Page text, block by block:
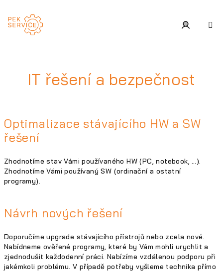
obsah
IT řešení a bezpečnost
Optimalizace stávajícího HW a SW
řešení
Zhodnotíme stav Vámi používaného HW (PC, notebook, …).
Zhodnotíme Vámi používaný SW (ordinační a ostatní
programy).
Návrh nových řešení
Doporučíme upgrade stávajícího přístrojů nebo zcela nové.
Nabídneme ověřené programy, které by Vám mohli urychlit a
zjednodušit každodenní práci. Nabízíme vzdálenou podporu při
jakémkoli problému. V případě potřeby vyšleme technika přímo